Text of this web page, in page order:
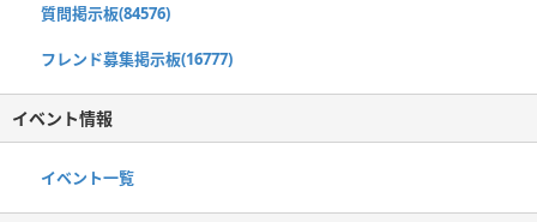
質問掲示板(84576)
フレンド募集掲示板(16777)
イベント情報
イベント一覧